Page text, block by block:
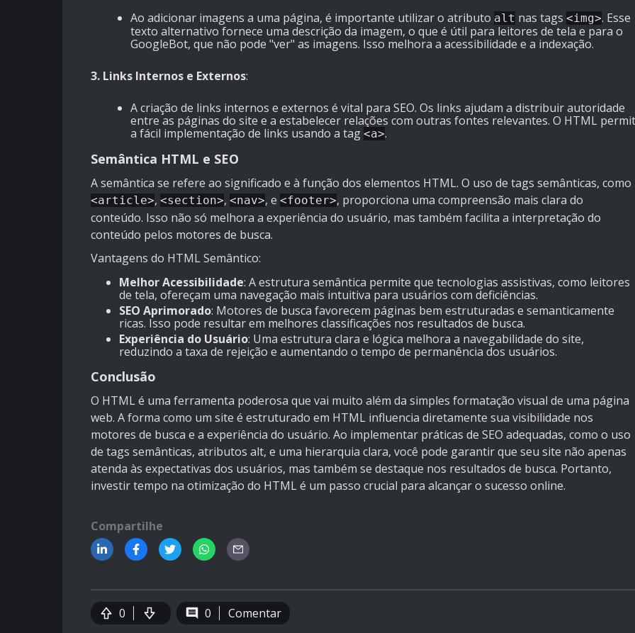
Ao adicionar imagens a uma página, é importante utilizar o atributo alt nas tags <img>. Esse
texto alternativo fornece uma descrição da imagem, o que é útil para leitores de tela e para o
GoogleBot, que não pode "ver" as imagens. Isso melhora a acessibilidade e a indexação.
3. Links Internos e Externos:
A criação de links internos e externos é vital para SEO. Os links ajudam a distribuir autoridade
entre as páginas do site e a estabelecer relações com outras fontes relevantes. O HTML
a fácil implementação de links usando a tag <a>.
Semântica HTML e SEO
A semântica se refere ao significado e à função dos elementos HTML. O uso de tags semânticas, como
<article>, <section>, <nav>, e <footer>, proporciona uma compreensão mais clara do
conteúdo. Isso não só melhora a experiência do usuário, mas também facilita a interpretação do
conteúdo pelos motores de busca.
Vantagens do HTML Semântico:
Melhor Acessibilidade: A estrutura semântica permite que tecnologias assistivas, como leitores
de tela, ofereçam uma navegação mais intuitiva para usuários com deficiências.
SEO Aprimorado: Motores de busca favorecem páginas bem estruturadas e semanticamente
ricas. Isso pode resultar em melhores classificações nos resultados de busca.
Experiência do Usuário: Uma estrutura clara e lógica melhora a navegabilidade do site,
reduzindo a taxa de rejeição e aumentando o tempo de permanência dos usuários.
Conclusão
O HTML é uma ferramenta poderosa que vai muito além da simples formatação visual de uma página
web. A forma como um site é estruturado em HTML influencia diretamente sua visibilidade nos
motores de busca e a experiência do usuário. Ao implementar práticas de SEO adequadas, como o uso
de tags semânticas, atributos alt, e uma hierarquia clara, você pode garantir que seu site não apenas
atenda às expectativas dos usuários, mas também se destaque nos resultados de busca. Portanto,
investir tempo na otimização do HTML é um passo crucial para alcançar o sucesso online.
Compartilhe
0 0 Comentar